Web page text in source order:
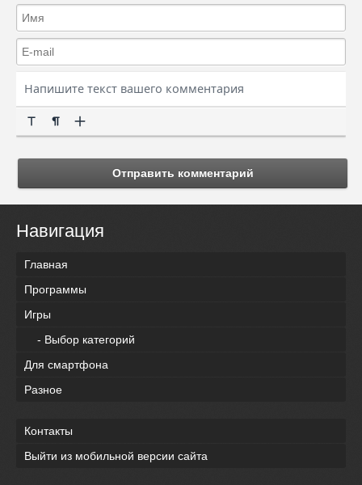
Отправить комментарий
Навигация
Главная
Программы
Игры
- Выбор категорий
Для смартфона
Разное
Контакты
Выйти из мобильной версии сайта